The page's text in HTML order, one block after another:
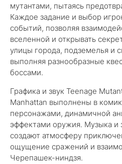
мутантами, пытаясь
Каждое задание и выбор
событий, позволяя
вселенной и открывать
улицы города, подземелья и
выполняя разнообразные
боссами.
Графика и звук Teenage
Manhattan выполнены в
персонажами, динамичной
эффектами оружия. Музыка и
создают атмосферу
ощущение сражений и
Черепашек-ниндзя.